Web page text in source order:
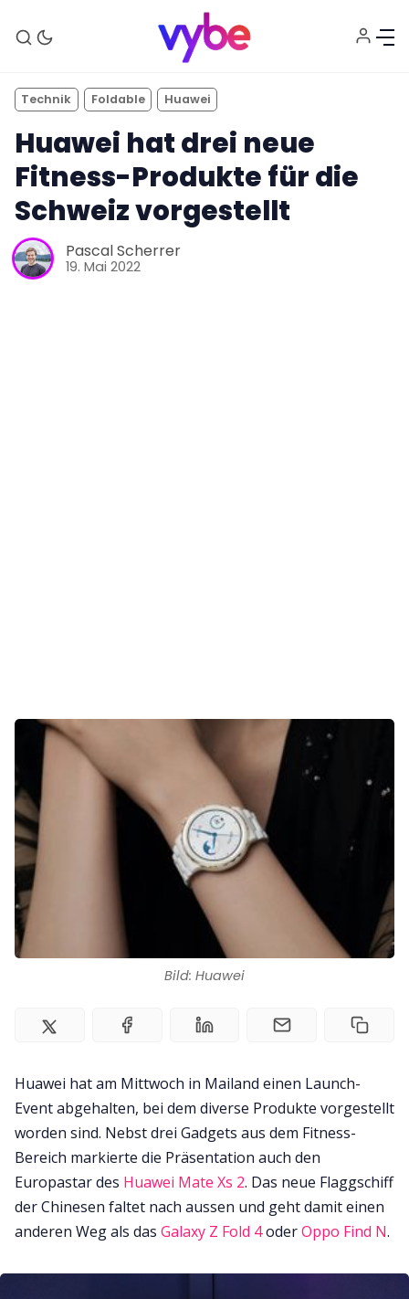
Zusammenarbeit
Kontakt
Impressum
Bild: Huawei
Technik Foldable Huawei
Huawei hat drei neue
Fitness-Produkte für die
Schweiz vorgestellt
Pascal Scherrer
19. Mai 2022
Huawei hat am Mittwoch in Mailand einen Launch-
Event abgehalten, bei dem diverse Produkte vorgestellt
worden sind. Nebst drei Gadgets aus dem Fitness-
Bereich markierte die Präsentation auch den
Europastar des Huawei Mate Xs 2. Das neue Flaggschiff
der Chinesen faltet nach aussen und geht damit einen
anderen Weg als das Galaxy Z Fold 4oderOppo Find N.